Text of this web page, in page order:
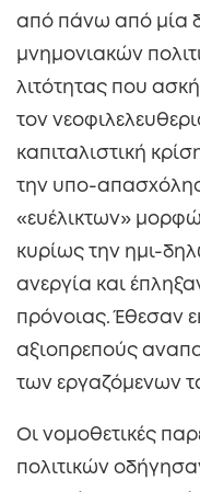
από πάνω από μία
μνημονιακών
λιτότητας που
τον
καπιταλιστική
την υπο-
«ευέλικτων»
κυρίως την ημι-
ανεργία και
πρόνοιας. Έθεσαν
αξιοπρεπούς
των εργαζόμενων
Οι νομοθετικές
πολιτικών